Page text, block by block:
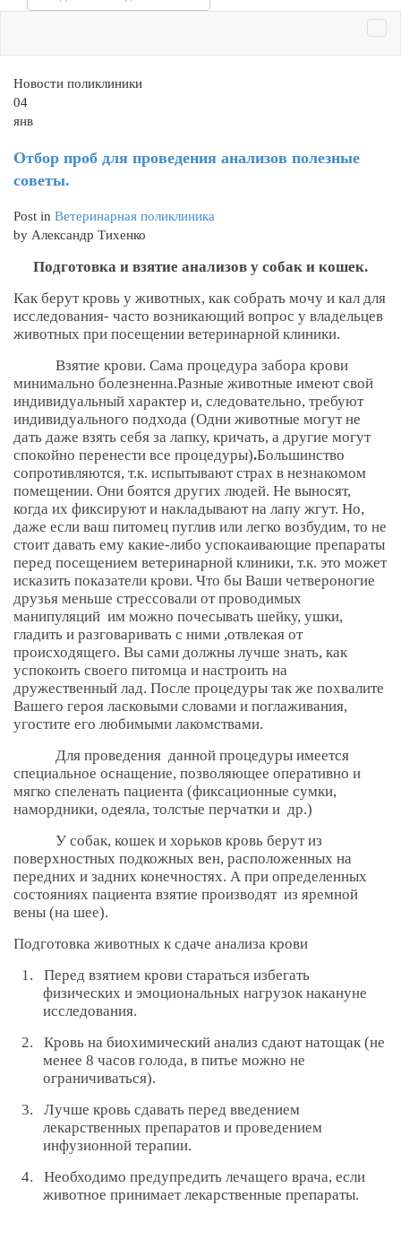
Новости поликлиники
04
янв
Отбор проб для проведения анализов полезные
советы.
Post in Ветеринарная поликлиника
by Александр Тихенко
Подготовка и взятие анализов у собак и кошек.
Как берут кровь у животных, как собрать мочу и кал для
исследования- часто возникающий вопрос у владельцев
животных при посещении ветеринарной клиники.
Взятие крови. Сама процедура забора крови
минимально болезненна.Разные животные имеют свой
индивидуальный характер и, следовательно, требуют
индивидуального подхода (Одни животные могут не
дать даже взять себя за лапку, кричать, а другие могут
спокойно перенести все процедуры).Большинство
сопротивляются, т.к. испытывают страх в незнакомом
помещении. Они боятся других людей. Не выносят,
когда их фиксируют и накладывают на лапу жгут. Но,
даже если ваш питомец пуглив или легко возбудим, то не
стоит давать ему какие-либо успокаивающие препараты
перед посещением ветеринарной клиники, т.к. это может
исказить показатели крови. Что бы Ваши четвероногие
друзья меньше стрессовали от проводимых
манипуляций им можно почесывать шейку, ушки,
гладить и разговаривать с ними ,отвлекая от
происходящего. Вы сами должны лучше знать, как
успокоить своего питомца и настроить на
дружественный лад. После процедуры так же похвалите
Вашего героя ласковыми словами и поглаживания,
угостите его любимыми лакомствами.
Для проведения данной процедуры имеется
специальное оснащение, позволяющее оперативно и
мягко спеленать пациента (фиксационные сумки,
намордники, одеяла, толстые перчатки и др.)
У собак, кошек и хорьков кровь берут из
поверхностных подкожных вен, расположенных на
передних и задних конечностях. А при определенных
состояниях пациента взятие производят из яремной
вены (на шее).
Подготовка животных к сдаче анализа крови
1.
Перед взятием крови стараться избегать
физических и эмоциональных нагрузок накануне
исследования.
2.
Кровь на биохимический анализ сдают натощак (не
менее 8 часов голода, в питье можно не
ограничиваться).
3.
Лучше кровь сдавать перед введением
лекарственных препаратов и проведением
инфузионной терапии.
4.
Необходимо предупредить лечащего врача, если
животное принимает лекарственные препараты.